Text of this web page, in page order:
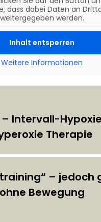
dass dabei Daten an
weitergegeben werden.
Inhalt entsperren
Weitere Informationen
– Intervall-
Therapie
– jedoch
ohne Bewegung